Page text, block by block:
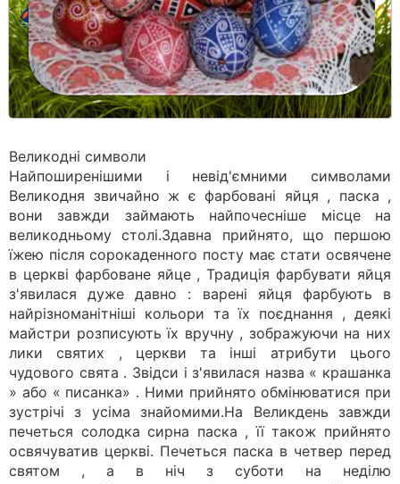
Великодні символи
Найпоширенішими і невід'ємними символами
Великодня звичайно ж є фарбовані яйця , паска ,
вони завжди займають найпочесніше місце на
великодньому столі.Здавна прийнято, що першою
їжею після сорокаденного посту має стати освячене
в церкві фарбоване яйце , Традиція фарбувати яйця
з'явилася дуже давно : варені яйця фарбують в
найрізноманітніші кольори та їх поєднання , деякі
майстри розписують їх вручну , зображуючи на них
лики святих , церкви та інші атрибути цього
чудового свята . Звідси і з'явилася назва « крашанка
» або « писанка» . Ними прийнято обмінюватися при
зустрічі з усіма знайомими.На Великдень завжди
печеться солодка сирна паска , її також прийнято
освячуватив церкві. Печеться паска в четвер перед
святом , а в ніч з суботи на неділю